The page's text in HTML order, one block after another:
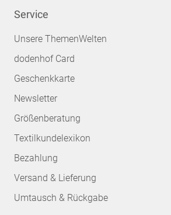
Service
Unsere ThemenWelten
dodenhof Card
Geschenkkarte
Newsletter
Größenberatung
Textilkundelexikon
Bezahlung
Versand & Lieferung
Umtausch & Rückgabe